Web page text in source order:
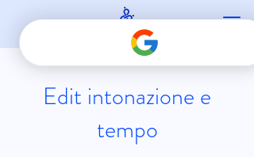
Edit intonazione e
tempo